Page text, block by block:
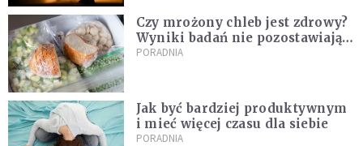
Czy mrożony chleb jest zdrowy?
Wyniki badań nie pozostawiają
złudzeń
PORADNIA
Jak być bardziej produktywnym
i mieć więcej czasu dla siebie
PORADNIA